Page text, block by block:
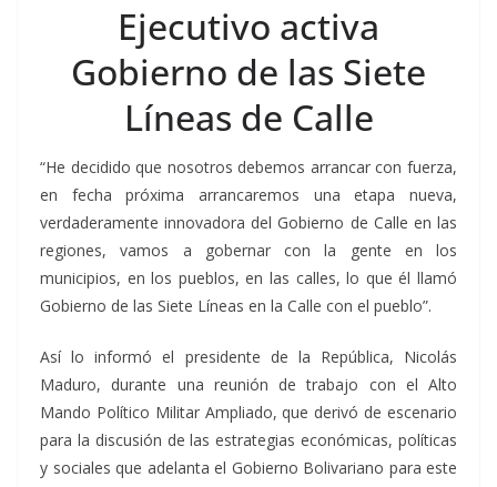
Ejecutivo activa
Gobierno de las Siete
Líneas de Calle
“He decidido que nosotros debemos arrancar con fuerza,
en fecha próxima arrancaremos una etapa nueva,
verdaderamente innovadora del Gobierno de Calle en las
regiones, vamos a gobernar con la gente en los
municipios, en los pueblos, en las calles, lo que él llamó
Gobierno de las Siete Líneas en la Calle con el pueblo”.
Así lo informó el presidente de la República, Nicolás
Maduro, durante una reunión de trabajo con el Alto
Mando Político Militar Ampliado, que derivó de escenario
para la discusión de las estrategias económicas, políticas
y sociales que adelanta el Gobierno Bolivariano para este